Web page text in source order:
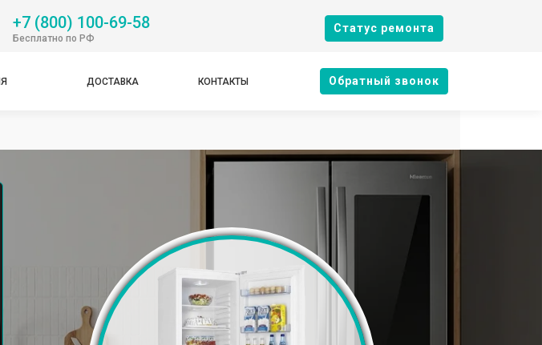
+7 (800) 100-69-58
Бесплатно по РФ
Cтатус ремонта
ДОСТАВКА КОНТАКТЫ Oбратный звонок